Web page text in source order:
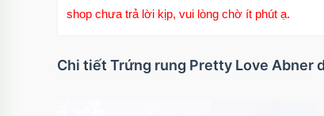
shop chưa trả lời kịp, vui lòng chờ ít phút ạ.
Chi tiết Trứng rung Pretty Love Abner